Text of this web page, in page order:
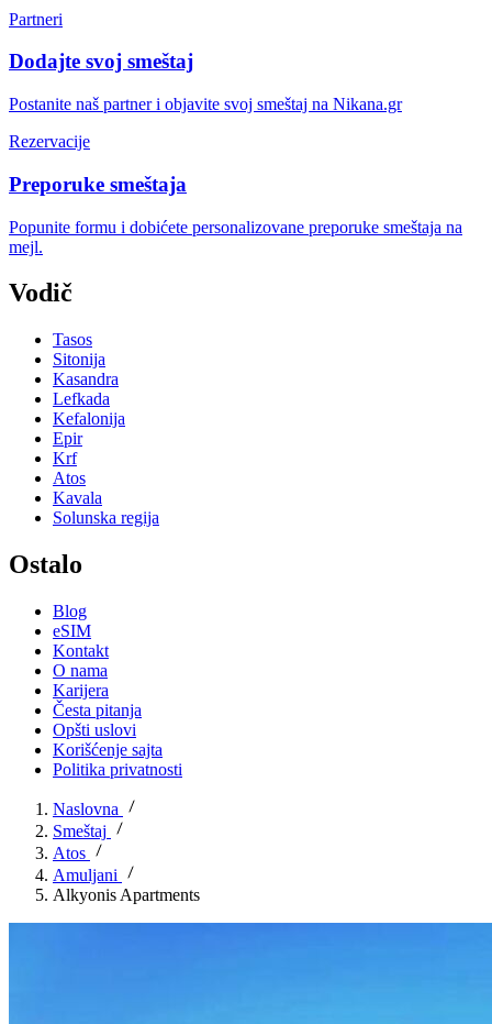
Partneri
Dodajte svoj smeštaj
Postanite naš partner i objavite svoj smeštaj na Nikana.gr
Rezervacije
Preporuke smeštaja
Popunite formu i dobićete personalizovane preporuke smeštaja na
mejl.
Vodič
Tasos
Sitonija
Kasandra
Lefkada
Kefalonija
Epir
Krf
Atos
Kavala
Solunska regija
Ostalo
Blog
eSIM
Kontakt
O nama
Karijera
Česta pitanja
Opšti uslovi
Korišćenje sajta
Politika privatnosti
Naslovna
Smeštaj
Atos
Amuljani
Alkyonis Apartments